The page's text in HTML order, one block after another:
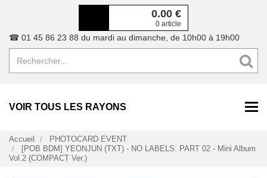
0.00 €
0 article
☎ 01 45 86 23 88 du mardi au dimanche, de 10h00 à 19h00
VOIR TOUS LES RAYONS
Accueil
PHOTOCARD EVENT
[POB BDM] YEONJUN (TXT) - NO LABELS: PART 02 - Mini Album
Vol.2 (COMPACT Ver.)